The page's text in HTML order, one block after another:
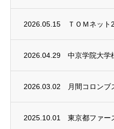
2026.05.15
2026.04.29
2026.03.02
2025.10.01